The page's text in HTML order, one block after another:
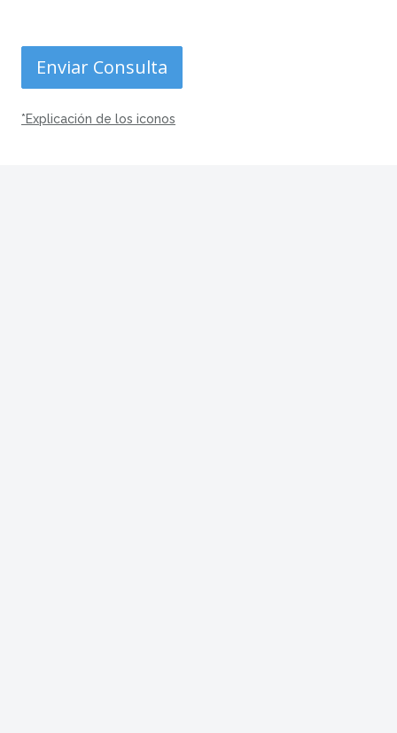
Enviar Consulta
*Explicación de los iconos